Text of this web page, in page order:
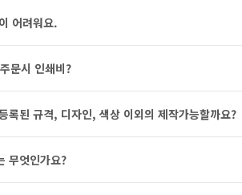
어려워요.
문시 인쇄비?
록된 규격, 디자인, 색상 이외의 제작가능할까요?
무엇인가요?